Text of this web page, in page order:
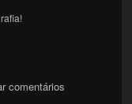
comentários